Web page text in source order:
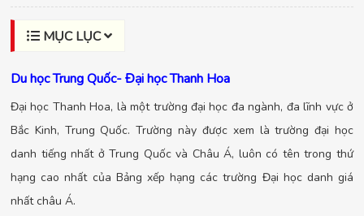
MỤC LỤC
Du học Trung Quốc- Đại học Thanh Hoa
Đại học Thanh Hoa, là một trường đại học đa ngành, đa lĩnh vực ở
Bắc Kinh, Trung Quốc. Trường này được xem là trường đại học
danh tiếng nhất ở Trung Quốc và Châu Á, luôn có tên trong thứ
hạng cao nhất của Bảng xếp hạng các trường Đại học danh giá
nhất châu Á.